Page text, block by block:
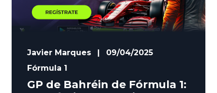
Javier Marques |
09/04/2025
Fórmula 1
GP de Bahréin de Fórmula 1: